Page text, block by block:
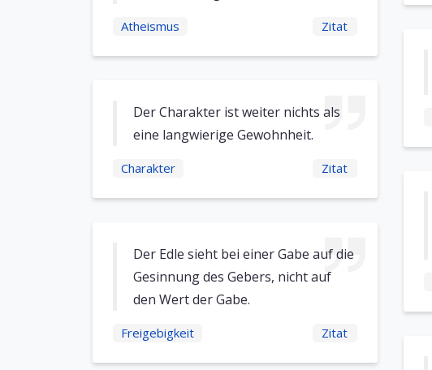
Atheismus Zitat
Der Charakter ist weiter nichts als
eine langwierige Gewohnheit.
Charakter Zitat
Der Edle sieht bei einer Gabe auf die
Gesinnung des Gebers, nicht auf
den Wert der Gabe.
Freigebigkeit Zitat